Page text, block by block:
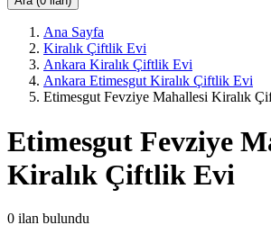
Ana Sayfa
Kiralık Çiftlik Evi
Ankara Kiralık Çiftlik Evi
Ankara Etimesgut Kiralık Çiftlik Evi
Etimesgut Fevziye Mahallesi Kiralık
Etimesgut Fevziye
Kiralık Çiftlik Evi
0 ilan bulundu